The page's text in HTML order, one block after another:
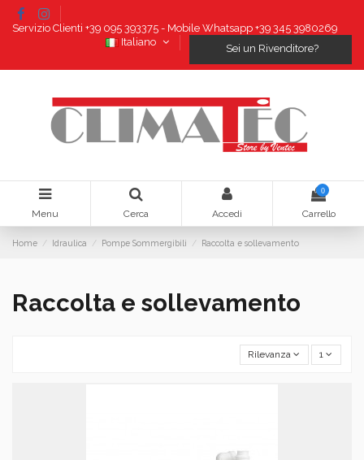
Servizio Clienti +39 095 393375 - Mobile Whatsapp +39 345 3980269
Italiano
Sei un Rivenditore?
Menu Cerca Accedi
0
Carrello
Home Idraulica Pompe Sommergibili Raccolta e sollevamento
Raccolta e sollevamento
Rilevanza 1